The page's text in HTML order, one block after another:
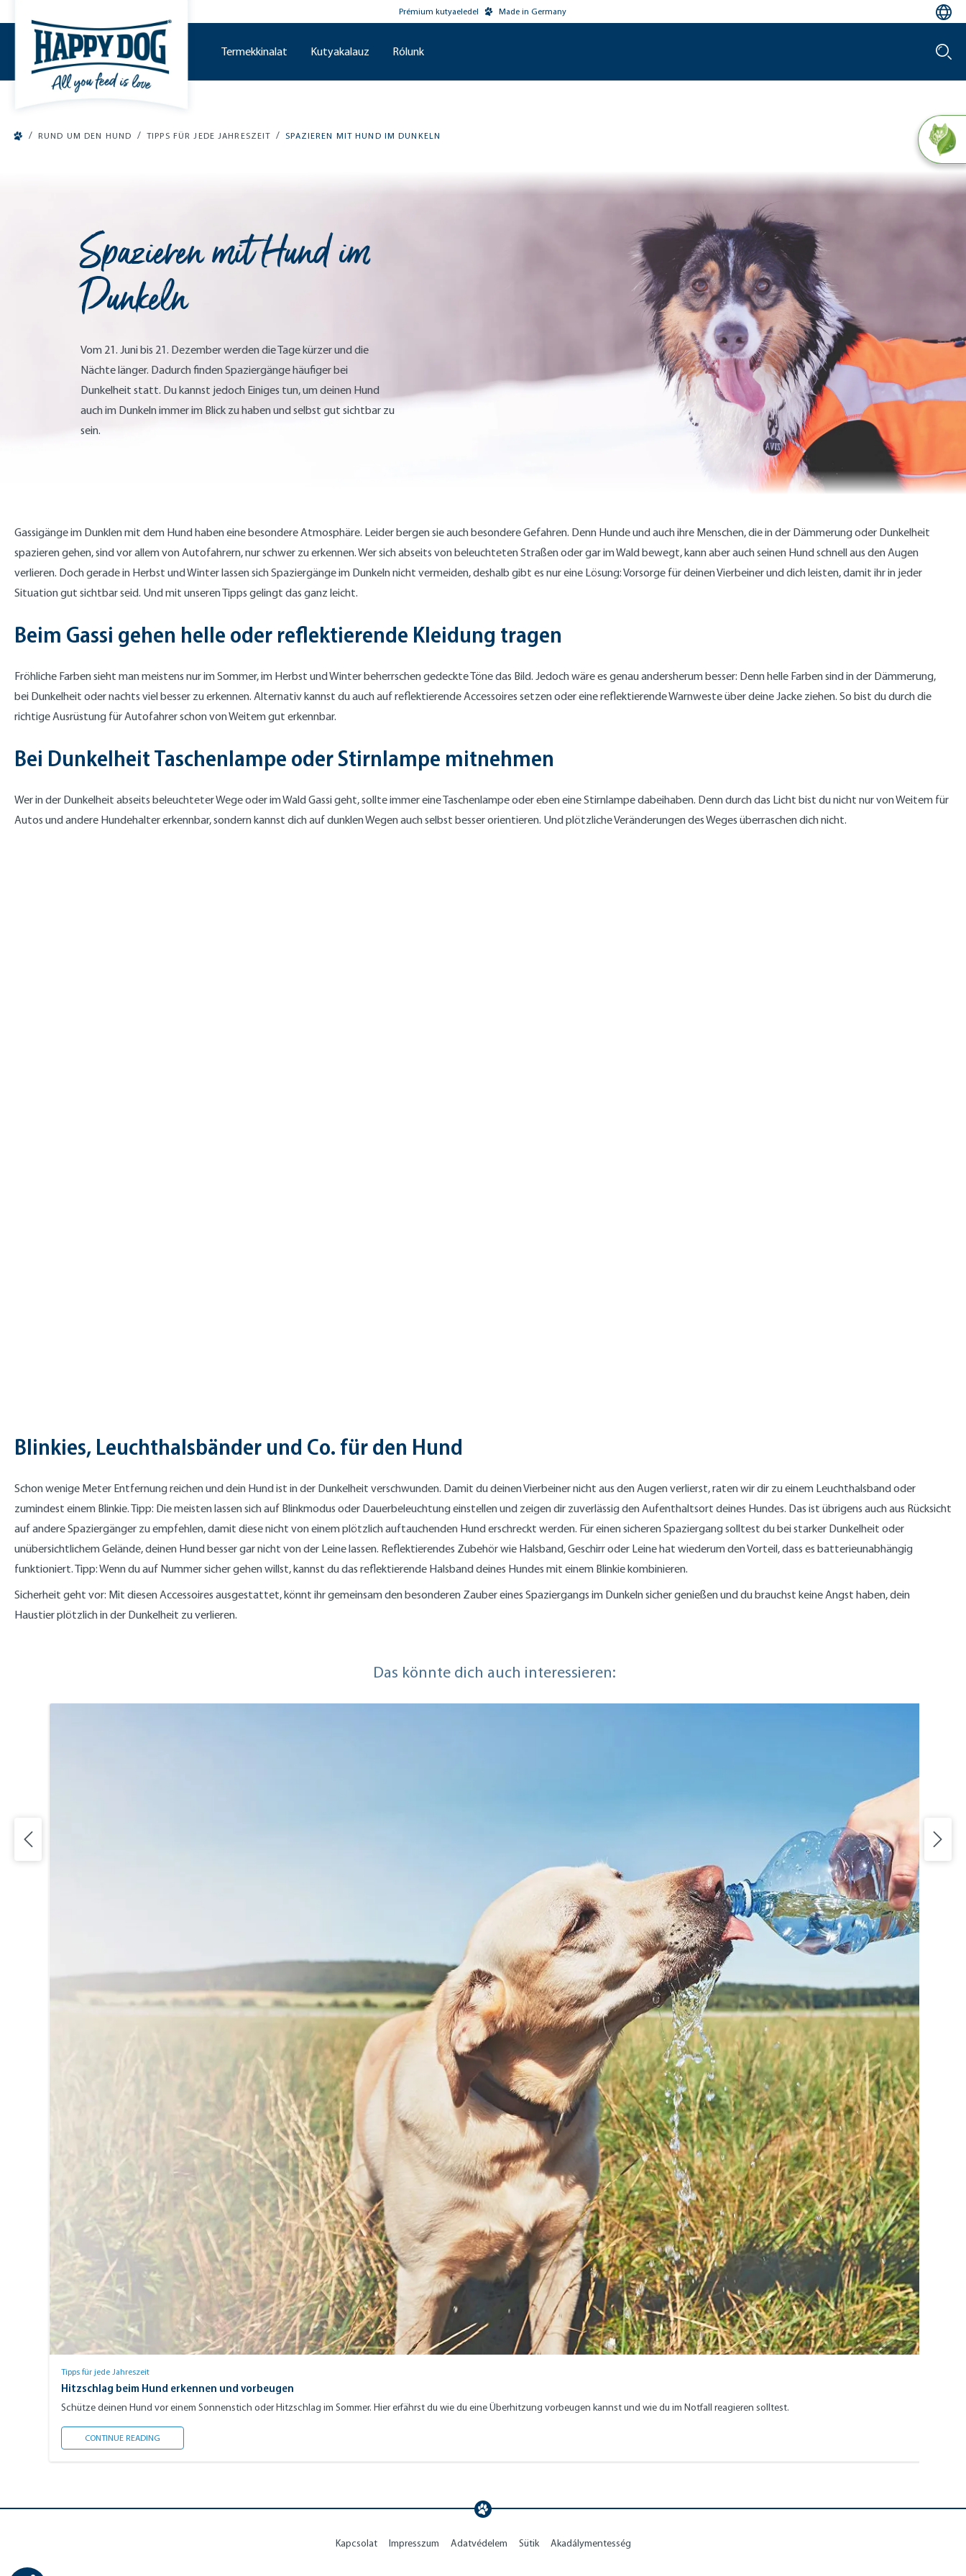
Prémium kutyaeledel Made in Germany
Termekkinalat Kutyakalauz Rólunk
/ RUND UM DEN HUND / TIPPS FÜR JEDE JAHRESZEIT / SPAZIEREN MIT HUND IM DUNKELN
Spazieren mit Hund im
Dunkeln
Vom 21. Juni bis 21. Dezember werden die Tage kürzer und die
Nächte länger. Dadurch finden Spaziergänge häufiger bei
Dunkelheit statt. Du kannst jedoch Einiges tun, um deinen Hund
auch im Dunkeln immer im Blick zu haben und selbst gut sichtbar zu
sein.
Gassigänge im Dunklen mit dem Hund haben eine besondere Atmosphäre. Leider bergen sie auch besondere Gefahren. Denn Hunde und auch ihre Menschen, die in der Dämmerung oder Dunkelheit
spazieren gehen, sind vor allem von Autofahrern, nur schwer zu erkennen. Wer sich abseits von beleuchteten Straßen oder gar im Wald bewegt, kann aber auch seinen Hund schnell aus den Augen
verlieren. Doch gerade in Herbst und Winter lassen sich Spaziergänge im Dunkeln nicht vermeiden, deshalb gibt es nur eine Lösung: Vorsorge für deinen Vierbeiner und dich leisten, damit ihr in jeder
Situation gut sichtbar seid. Und mit unseren Tipps gelingt das ganz leicht.
Beim Gassi gehen helle oder reflektierende Kleidung tragen
Fröhliche Farben sieht man meistens nur im Sommer, im Herbst und Winter beherrschen gedeckte Töne das Bild. Jedoch wäre es genau andersherum besser: Denn helle Farben sind in der Dämmerung,
bei Dunkelheit oder nachts viel besser zu erkennen. Alternativ kannst du auch auf reflektierende Accessoires setzen oder eine reflektierende Warnweste über deine Jacke ziehen. So bist du durch die
richtige Ausrüstung für Autofahrer schon von Weitem gut erkennbar.
Bei Dunkelheit Taschenlampe oder Stirnlampe mitnehmen
Wer in der Dunkelheit abseits beleuchteter Wege oder im Wald Gassi geht, sollte immer eine Taschenlampe oder eben eine Stirnlampe dabeihaben. Denn durch das Licht bist du nicht nur von Weitem für
Autos und andere Hundehalter erkennbar, sondern kannst dich auf dunklen Wegen auch selbst besser orientieren. Und plötzliche Veränderungen des Weges überraschen dich nicht.
Blinkies, Leuchthalsbänder und Co. für den Hund
Schon wenige Meter Entfernung reichen und dein Hund ist in der Dunkelheit verschwunden. Damit du deinen Vierbeiner nicht aus den Augen verlierst, raten wir dir zu einem Leuchthalsband oder
zumindest einem Blinkie. Tipp: Die meisten lassen sich auf Blinkmodus oder Dauerbeleuchtung einstellen und zeigen dir zuverlässig den Aufenthaltsort deines Hundes. Das ist übrigens auch aus Rücksicht
auf andere Spaziergänger zu empfehlen, damit diese nicht von einem plötzlich auftauchenden Hund erschreckt werden. Für einen sicheren Spaziergang solltest du bei starker Dunkelheit oder
unübersichtlichem Gelände, deinen Hund besser gar nicht von der Leine lassen. Reflektierendes Zubehör wie Halsband, Geschirr oder Leine hat wiederum den Vorteil, dass es batterieunabhängig
funktioniert. Tipp: Wenn du auf Nummer sicher gehen willst, kannst du das reflektierende Halsband deines Hundes mit einem Blinkie kombinieren.
Sicherheit geht vor: Mit diesen Accessoires ausgestattet, könnt ihr gemeinsam den besonderen Zauber eines Spaziergangs im Dunkeln sicher genießen und du brauchst keine Angst haben, dein
Haustier plötzlich in der Dunkelheit zu verlieren.
Das könnte dich auch interessieren:
Tipps für jede Jahreszeit
Hitzschlag beim Hund erkennen und vorbeugen
Schütze deinen Hund vor einem Sonnenstich oder Hitzschlag im Sommer. Hier erfährst du wie du eine Überhitzung vorbeugen kannst und wie du im Notfall reagieren solltest.
CONTINUE READING
Kapcsolat Impresszum Adatvédelem Sütik Akadálymentesség